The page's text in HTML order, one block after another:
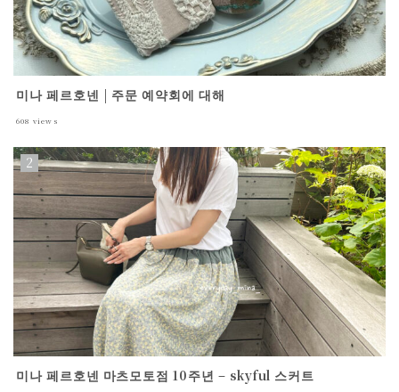
미나 페르호넨 | 주문 예약회에 대해
608 views
미나 페르호넨 마츠모토점 10주년 – skyful 스커트